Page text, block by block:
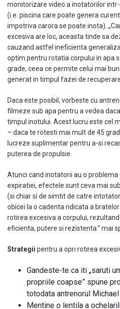
monitorizare video a inotatorilor intr-
(i.e. piscina care poate genera
impotriva carora se poate inota).
excesiva are loc, aceasta tinde sa
cauzand astfel ineficienta
optim pentru rotatia corpului in apa
grade, ceea ce permite celui mai
generat in timpul fazei de
Daca este posibil, vorbeste cu
filmeze sub apa pentru a vedea
timpul inotului. Acest lucru este cel
– daca te rotesti mai mult de 45
lucreze suplimentar pentru a-si
puterea de propulsie.
Atunci cand inotatorii au o problema
expiratiei, efectele sunt ceva mai
(si chiar si de simtit de catre
obicei la o cadenta ridicata a
rotirea excesiva a corpului,
eficienta, putere si rezistenta.” mai
Strategii pentru a opri rotirea
Gandeste-te ca iti „saruti
propriile coapse” spune
totodata antrenorul Michael
Mentine o lentila a